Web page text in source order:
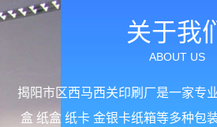
关于我
ABOUT US
揭阳市区西马西关印刷厂是一家专
盒 纸盒 纸卡 金银卡纸箱等多种包